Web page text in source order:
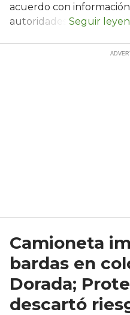
acuerdo con
autoridades.
Camioneta
bardas en
Dorada;
descartó